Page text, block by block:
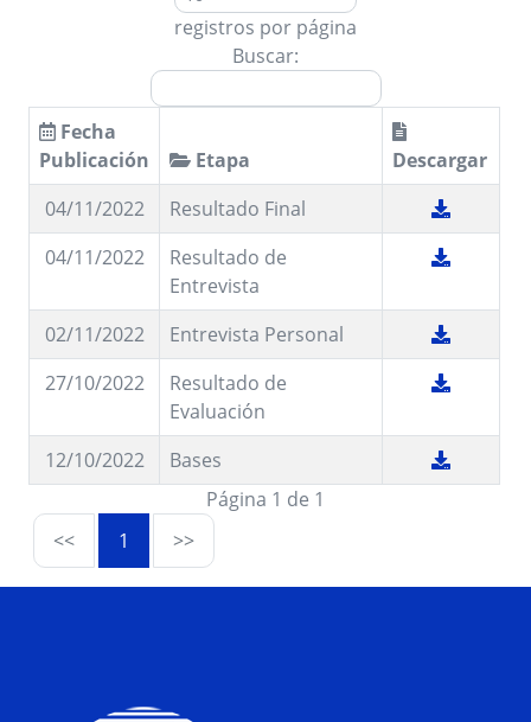
registros por página
Buscar:
Fecha
Publicación
Etapa
Descargar
04/11/2022
Resultado Final
04/11/2022
Resultado de
Entrevista
02/11/2022
Entrevista Personal
27/10/2022
Resultado de
Evaluación
12/10/2022
Bases
Página 1 de 1
<<
1 >>